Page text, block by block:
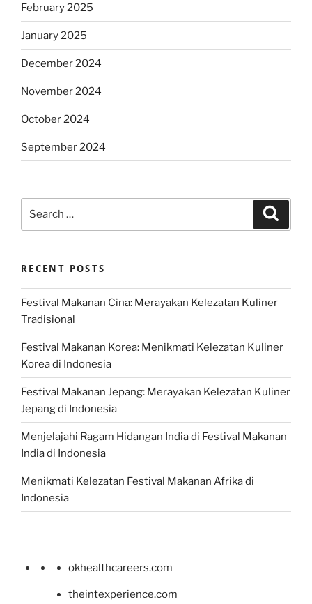
February 2025
January 2025
December 2024
November 2024
October 2024
September 2024
RECENT POSTS
Festival Makanan Cina: Merayakan Kelezatan Kuliner
Tradisional
Festival Makanan Korea: Menikmati Kelezatan Kuliner
Korea di Indonesia
Festival Makanan Jepang: Merayakan Kelezatan Kuliner
Jepang di Indonesia
Menjelajahi Ragam Hidangan India di Festival Makanan
India di Indonesia
Menikmati Kelezatan Festival Makanan Afrika di
Indonesia
okhealthcareers.com
theintexperience.com